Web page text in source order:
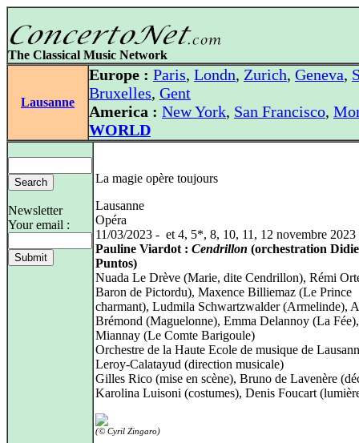
The Classical Music Network
Lausanne
Europe : Paris, Londn, Zurich, Geneva,
Bruxelles, Gent
America : New York, San Francisco,
WORLD
Newsletter
Your email :
La magie opère toujours
Lausanne
Opéra
11/03/2023 - et 4, 5*, 8, 10, 11, 12 novembre 2023
Pauline Viardot : Cendrillon (orchestration
Puntos)
Nuada Le Drève (Marie, dite Cendrillon), Rémi
Baron de Pictordu), Maxence Billiemaz (Le Prince
charmant), Ludmila Schwartzwalder (Armelinde),
Brémond (Maguelonne), Emma Delannoy (La
Miannay (Le Comte Barigoule)
Orchestre de la Haute Ecole de musique de
Leroy‑Calatayud (direction musicale)
Gilles Rico (mise en scène), Bruno de Lavenère
Karolina Luisoni (costumes), Denis Foucart
(© Cyril Zingaro)